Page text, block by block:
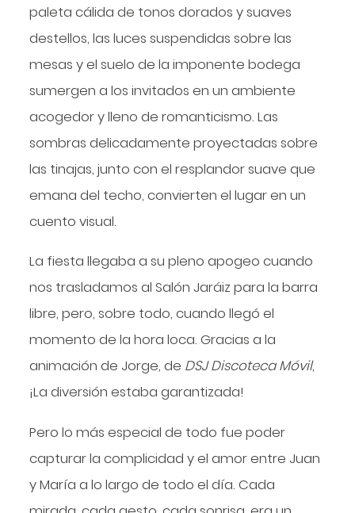
paleta cálida de tonos dorados y suaves
destellos, las luces suspendidas sobre las
mesas y el suelo de la imponente bodega
sumergen a los invitados en un ambiente
acogedor y lleno de romanticismo. Las
sombras delicadamente proyectadas sobre
las tinajas, junto con el resplandor suave que
emana del techo, convierten el lugar en un
cuento visual.
La fiesta llegaba a su pleno apogeo cuando
nos trasladamos al Salón Jaráiz para la barra
libre, pero, sobre todo, cuando llegó el
momento de la hora loca. Gracias a la
animación de Jorge, de DSJ Discoteca Móvil,
¡La diversión estaba garantizada!
Pero lo más especial de todo fue poder
capturar la complicidad y el amor entre Juan
y María a lo largo de todo el día. Cada